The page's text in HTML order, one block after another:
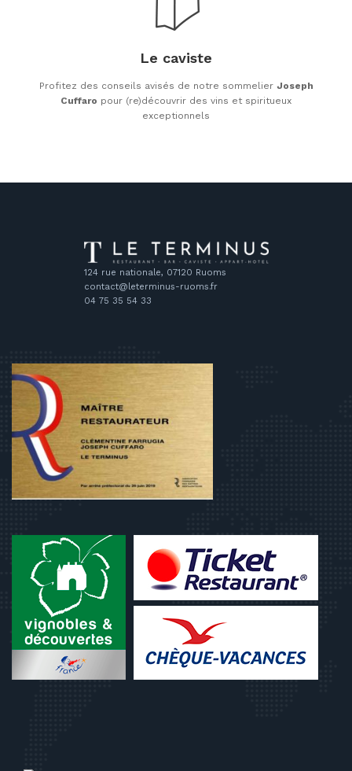
Le caviste
Profitez des conseils avisés de notre sommelier Joseph
Cuffaro pour (re)découvrir des vins et spiritueux
exceptionnels
124 rue nationale, 07120 Ruoms
contact@leterminus-ruoms.fr
04 75 35 54 33